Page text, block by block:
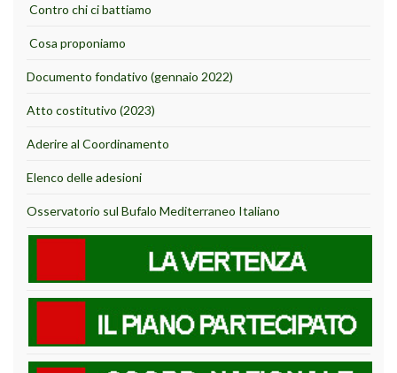
Contro chi ci battiamo
Cosa proponiamo
Documento fondativo (gennaio 2022)
Atto costitutivo (2023)
Aderire al Coordinamento
Elenco delle adesioni
Osservatorio sul Bufalo Mediterraneo Italiano